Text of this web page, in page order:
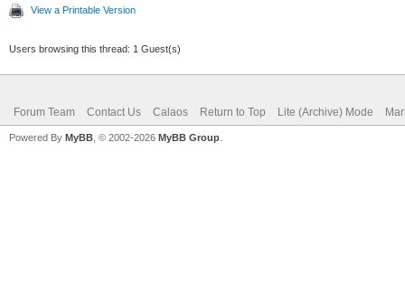
View a Printable Version
Users browsing this thread: 1 Guest(s)
Forum Team Contact Us Calaos Return to Top Lite (Archive) Mode
Powered By MyBB , © 2002-2026 MyBB Group